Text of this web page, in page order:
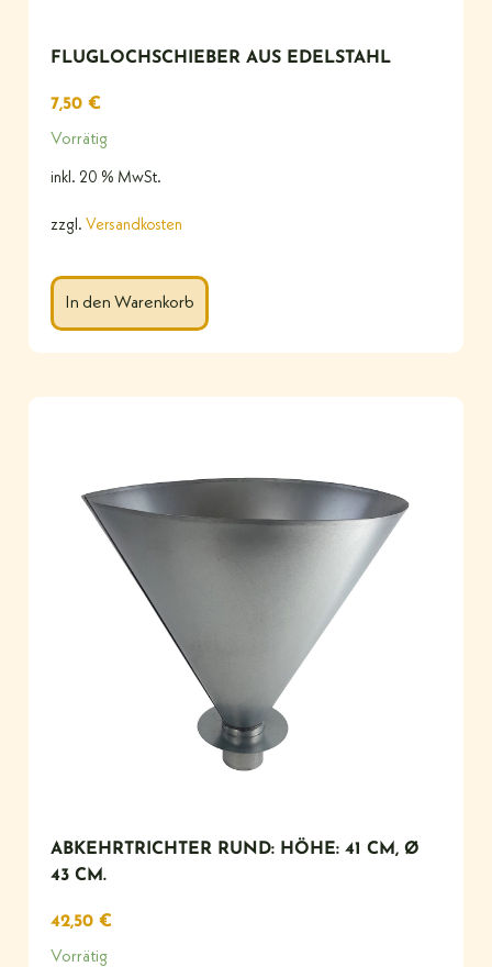
FLUGLOCHSCHIEBER AUS EDELSTAHL
7,50 €
Vorrätig
inkl. 20 % MwSt.
zzgl. Versandkosten
In den Warenkorb
ABKEHRTRICHTER RUND: HÖHE: 41 CM, Ø
43 CM.
42,50 €
Vorrätig